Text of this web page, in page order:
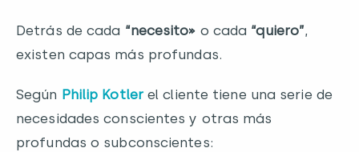
Detrás de cada “necesito» o cada “quiero”,
existen capas más profundas.
Según Philip Kotlerel cliente tiene una serie de
necesidades conscientes y otras más
profundas o subconscientes: